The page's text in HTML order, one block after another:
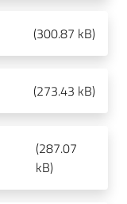
(300.87 kB)
(273.43 kB)
(287.07
kB)